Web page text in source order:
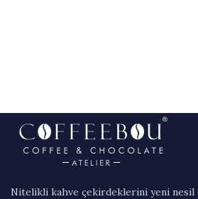
Nitelikli kahve çekirdeklerini yeni